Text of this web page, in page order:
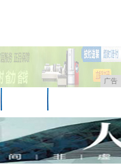
广告